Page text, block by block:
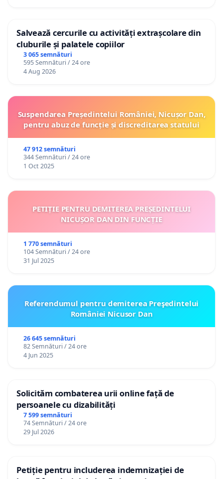
Salvează cercurile cu activități extrașcolare din
cluburile și palatele copiilor
3 065 semnături
595 Semnături / 24 ore
4 Aug 2026
Suspendarea Președintelui României, Nicușor Dan,
pentru abuz de funcție și discreditarea statului
47 912 semnături
344 Semnături / 24 ore
1 Oct 2025
PETIȚIE PENTRU DEMITEREA PREȘEDINTELUI
NICUȘOR DAN DIN FUNCȚIE
1 770 semnături
104 Semnături / 24 ore
31 Jul 2025
Referendumul pentru demiterea Preşedintelui
României Nicusor Dan
26 645 semnături
82 Semnături / 24 ore
4 Jun 2025
Solicităm combaterea urii online față de
persoanele cu dizabilități
7 599 semnături
74 Semnături / 24 ore
29 Jul 2026
Petiție pentru includerea indemnizației de